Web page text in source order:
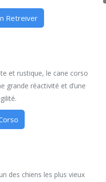
Retreiver
et rustique, le cane corso
grande réactivité et d’une
des chiens les plus vieux